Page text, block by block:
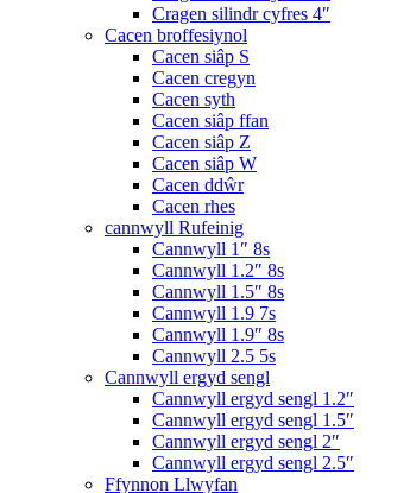
Cragen silindr cyfres 4″
Cacen broffesiynol
Cacen siâp S
Cacen cregyn
Cacen syth
Cacen siâp ffan
Cacen siâp Z
Cacen siâp W
Cacen ddŵr
Cacen rhes
cannwyll Rufeinig
Cannwyll 1″ 8s
Cannwyll 1.2″ 8s
Cannwyll 1.5″ 8s
Cannwyll 1.9 7s
Cannwyll 1.9″ 8s
Cannwyll 2.5 5s
Cannwyll ergyd sengl
Cannwyll ergyd sengl 1.2″
Cannwyll ergyd sengl 1.5″
Cannwyll ergyd sengl 2″
Cannwyll ergyd sengl 2.5″
Ffynnon Llwyfan